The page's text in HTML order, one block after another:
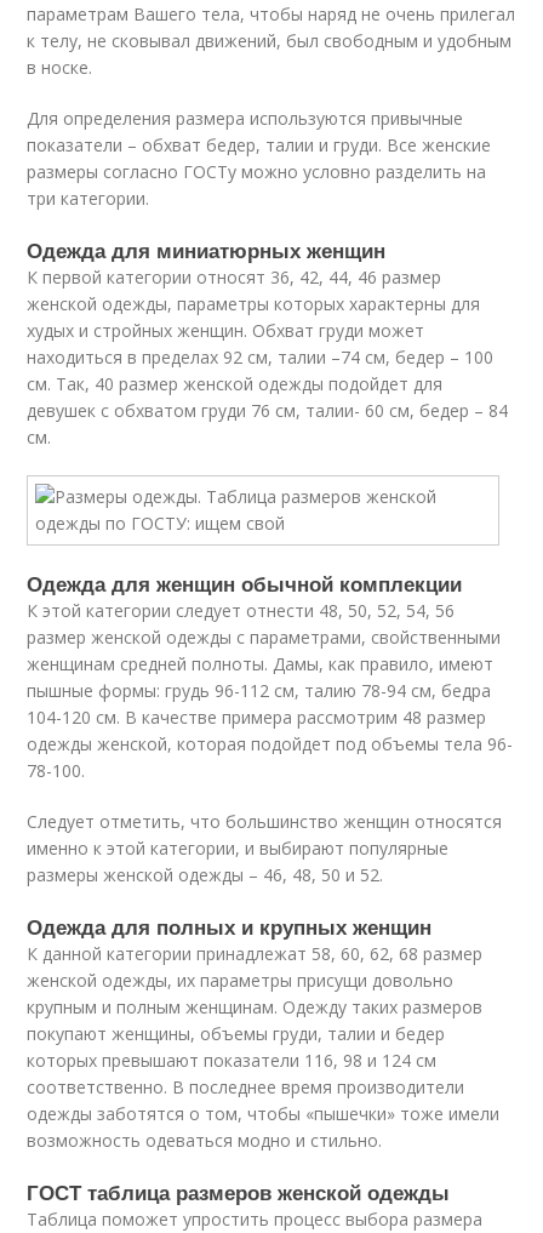
параметрам Вашего тела, чтобы наряд не очень прилегал
к телу, не сковывал движений, был свободным и удобным
в носке.
Для определения размера используются привычные
показатели – обхват бедер, талии и груди. Все женские
размеры согласно ГОСТу можно условно разделить на
три категории.
Одежда для миниатюрных женщин
К первой категории относят 36, 42, 44, 46 размер
женской одежды, параметры которых характерны для
худых и стройных женщин. Обхват груди может
находиться в пределах 92 см, талии –74 см, бедер – 100
см. Так, 40 размер женской одежды подойдет для
девушек с обхватом груди 76 см, талии- 60 см, бедер – 84
см.
Одежда для женщин обычной комплекции
К этой категории следует отнести 48, 50, 52, 54, 56
размер женской одежды с параметрами, свойственными
женщинам средней полноты. Дамы, как правило, имеют
пышные формы: грудь 96-112 см, талию 78-94 см, бедра
104-120 см. В качестве примера рассмотрим 48 размер
одежды женской, которая подойдет под объемы тела 96-
78-100.
Следует отметить, что большинство женщин относятся
именно к этой категории, и выбирают популярные
размеры женской одежды – 46, 48, 50 и 52.
Одежда для полных и крупных женщин
К данной категории принадлежат 58, 60, 62, 68 размер
женской одежды, их параметры присущи довольно
крупным и полным женщинам. Одежду таких размеров
покупают женщины, объемы груди, талии и бедер
которых превышают показатели 116, 98 и 124 см
соответственно. В последнее время производители
одежды заботятся о том, чтобы «пышечки» тоже имели
возможность одеваться модно и стильно.
ГОСТ таблица размеров женской одежды
Таблица поможет упростить процесс выбора размера